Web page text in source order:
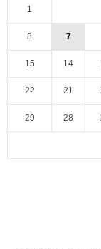
1
7
8
14
15
21
22
28
29